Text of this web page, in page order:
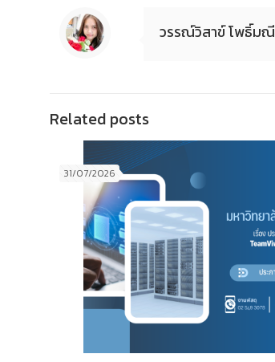
วรรณ์วิสาข์ โพธิ์มณี
Related posts
31/07/2026